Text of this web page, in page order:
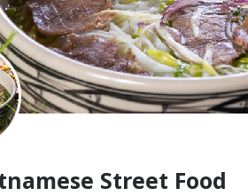
Street Food